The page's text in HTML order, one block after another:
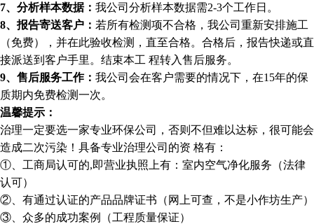
7、分析样本数据： 我公司分析样本数据需2-3个工作日。
8、报告寄送客户： 若所有检测项不合格，我公司重新安排施工
（免费），并在此验收检测，直至合格。合格后，报告快递或直
接派送到客户手里。结束本工 程转入售后服务。
9、售后服务工作： 我公司会在客户需要的情况下，在15年的保
质期内免费检测一次。
温馨提示：
治理一定要选一家专业环保公司，否则不但难以达标，很可能会
造成二次污染！具备专业治理公司的资 格有：
①、工商局认可的,即营业执照上有：室内空气净化服务（法律
认可）
②、有通过认证的产品品牌证书（网上可查，不是小作坊生产）
③、众多的成功案例（工程质量保证）